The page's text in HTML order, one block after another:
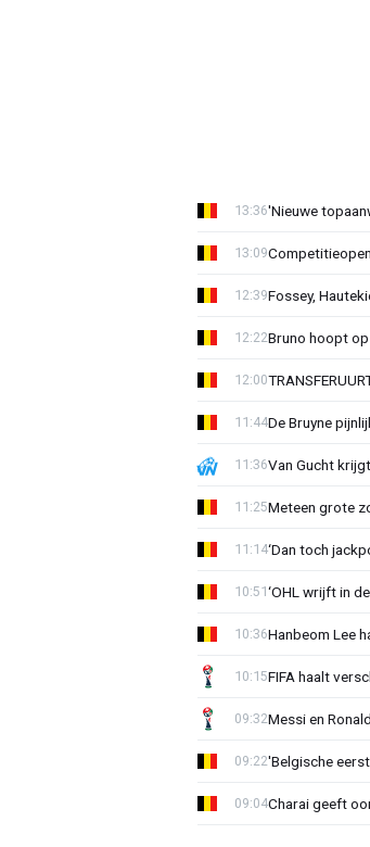
'Nieuwe
13:36
13:09
Fossey,
12:39
Bruno hoopt
12:22
12:00
De Bruyne
11:44
Van Gucht
11:36
Meteen grote
11:25
‘Dan toch
11:14
‘OHL wrijft in
10:51
Hanbeom Lee
10:36
FIFA haalt
10:15
Messi en
09:32
'Belgische
09:22
Charai geeft
09:04